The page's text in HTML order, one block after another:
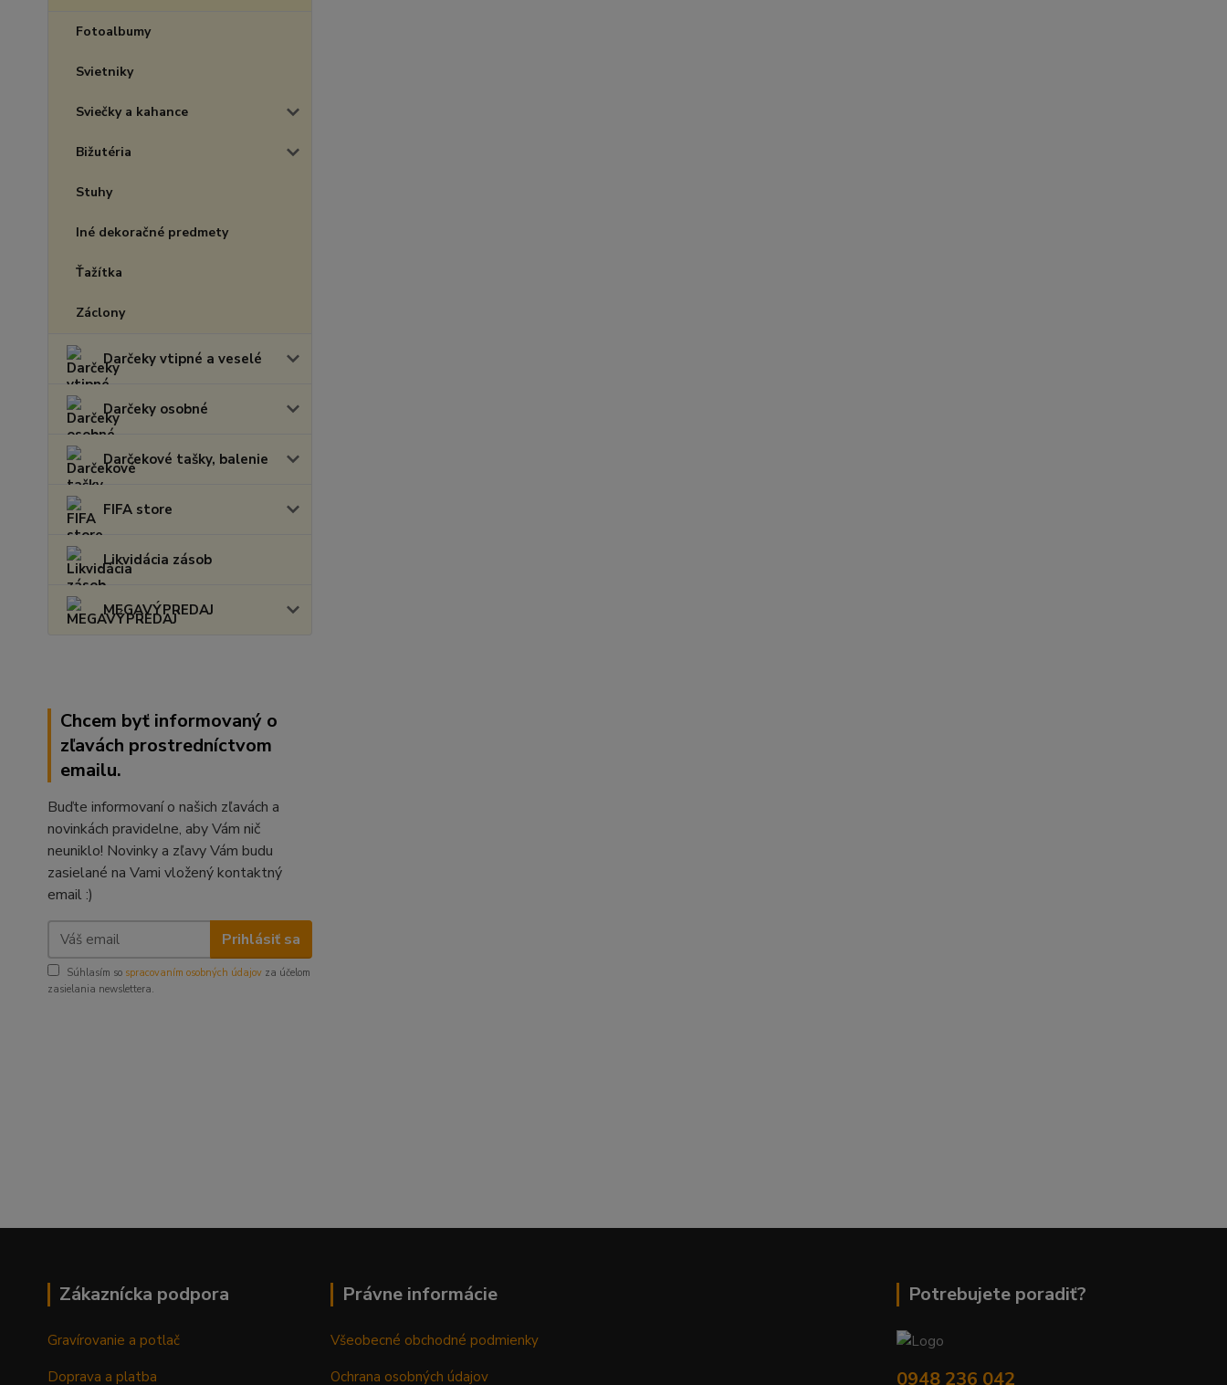
Fotoalbumy
Svietniky
Sviečky a kahance
Bižutéria
Stuhy
Iné dekoračné predmety
Ťažítka
Záclony
Darčeky vtipné a veselé
Darčeky osobné
Darčekové tašky, balenie
FIFA store
Likvidácia zásob
MEGAVÝPREDAJ
Chcem byť informovaný o
zľavách prostredníctvom
emailu.
Buďte informovaní o našich zľavách a
novinkách pravidelne, aby Vám nič
neuniklo! Novinky a zľavy Vám budu
zasielané na Vami vložený kontaktný
email :)
Prihlásiť sa
Súhlasím so spracovaním osobných údajov za účelom
zasielania newslettera.
Zákaznícka podpora
Gravírovanie a potlač
Doprava a platba
Právne informácie
Všeobecné obchodné podmienky
Ochrana osobných údajov
Potrebujete poradiť?
0948 236 042